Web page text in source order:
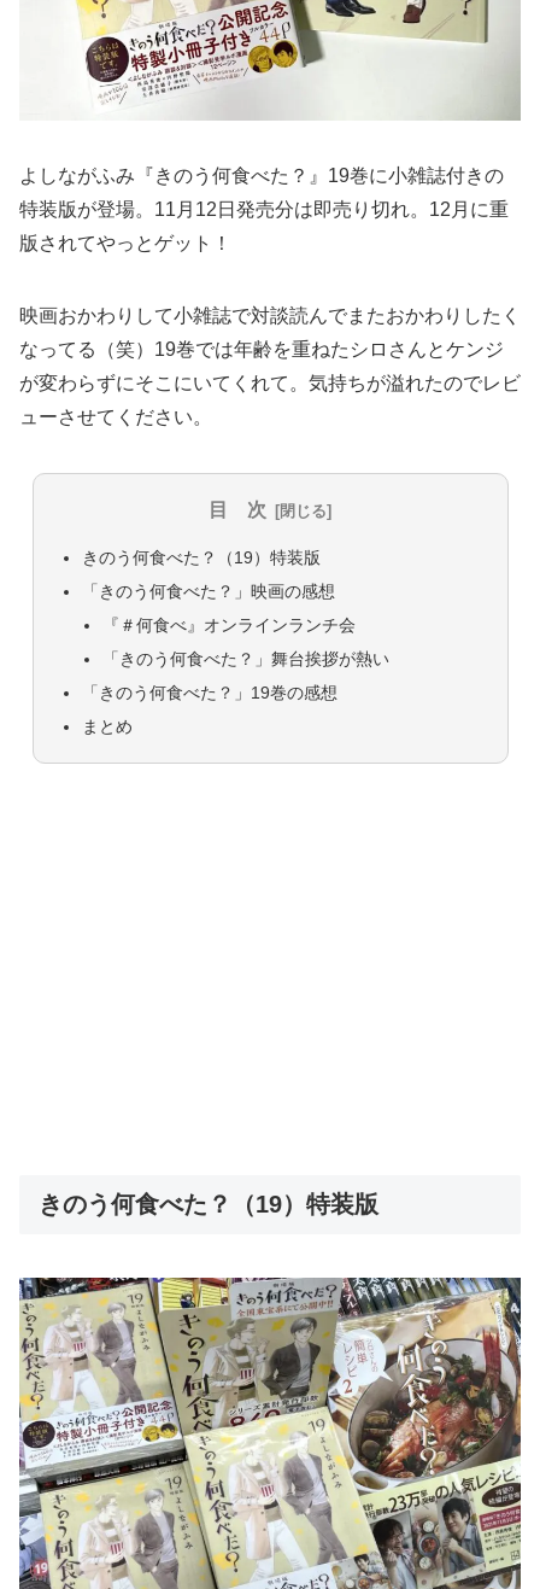
よしながふみ『きのう何食べた？』19巻に小雑誌付きの
特装版が登場。11月12日発売分は即売り切れ。12月に重
版されてやっとゲット！
映画おかわりして小雑誌で対談読んでまたおかわりしたく
なってる（笑）19巻では年齢を重ねたシロさんとケンジ
が変わらずにそこにいてくれて。気持ちが溢れたのでレビ
ューさせてください。
目 次
きのう何食べた？（19）特装版
「きのう何食べた？」映画の感想
『＃何食べ』オンラインランチ会
「きのう何食べた？」舞台挨拶が熱い
「きのう何食べた？」19巻の感想
まとめ
きのう何食べた？（19）特装版